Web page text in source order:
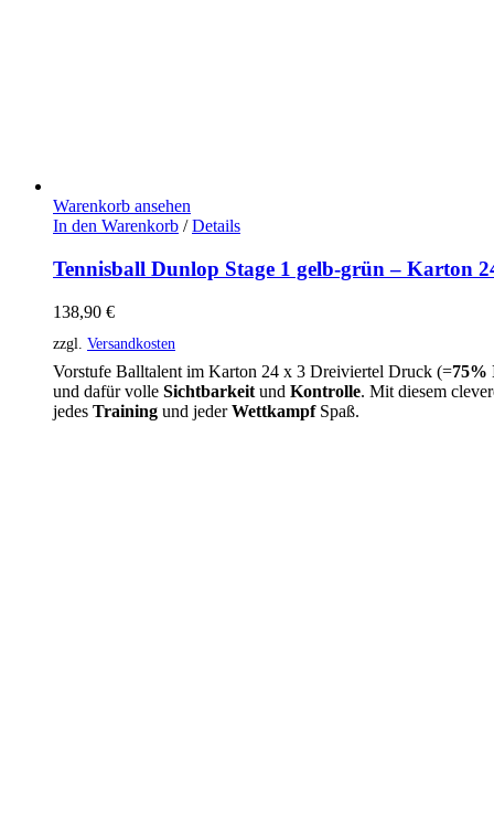
Warenkorb ansehen
In den Warenkorb / Details
Tennisball Dunlop Stage 1 gelb-grün – Karton
138,90 €
zzgl. Versandkosten
Vorstufe Balltalent im Karton 24 x 3 Dreiviertel Druck (=75%
und dafür volle Sichtbarkeit und Kontrolle. Mit diesem
jedes Training und jederWettkampfSpaß.